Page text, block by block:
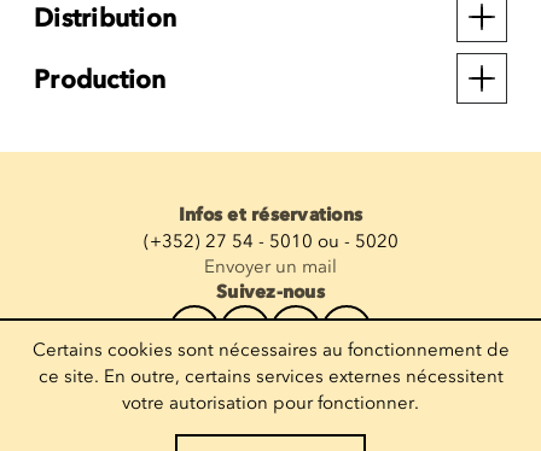
Distribution
Production
Infos et réservations
(+352) 27 54 - 5010 ou - 5020
Envoyer un mail
Suivez-nous
Recevoir la newsletter
Entrez votre mail
Certains cookies sont nécessaires au fonctionnement de
ce site. En outre, certains services externes nécessitent
votre autorisation pour fonctionner.